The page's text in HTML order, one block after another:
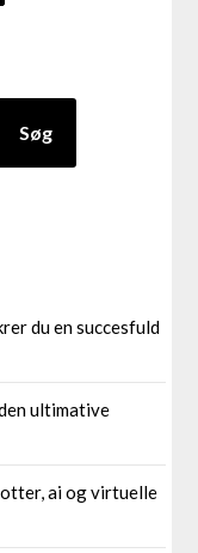
Søg
du en succesfuld
ultimative
ai og virtuelle